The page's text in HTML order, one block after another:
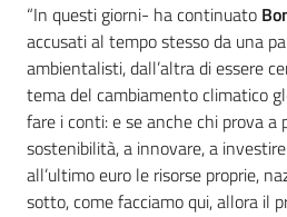
“In questi giorni- ha continuato
accusati al tempo stesso da una
ambientalisti, dall’altra di essere
tema del cambiamento climatico
fare i conti: e se anche chi prova a
sostenibilità, a innovare, a
all’ultimo euro le risorse proprie,
sotto, come facciamo qui, allora il